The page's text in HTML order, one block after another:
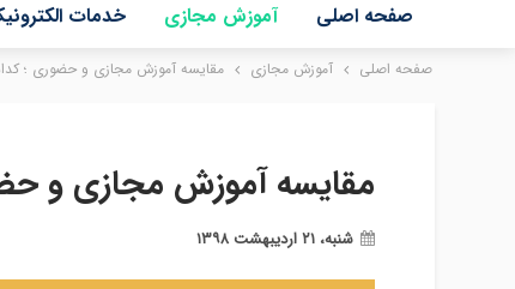
صفحه اصلی آموزش مجازی خدمات
صفحه اصلی آموزش مجازی مقایسه آموزش مجازی و حضوری ؛
مقایسه آموزش مجازی و
شنبه، ۲۱ اردیبهشت ۱۳۹۸